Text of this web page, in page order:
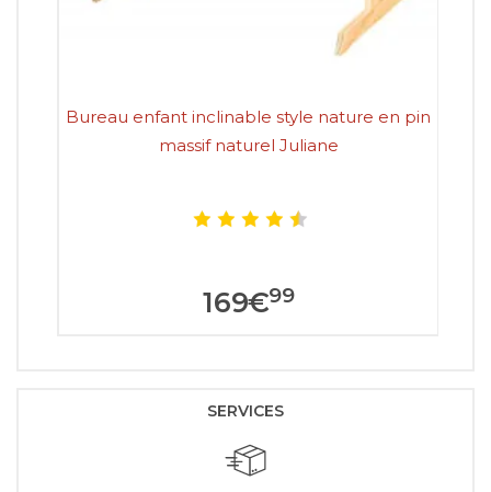
Bureau enfant inclinable style nature en pin
massif naturel Juliane
169€99
SERVICES